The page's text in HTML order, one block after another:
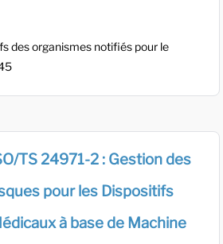
des organismes notifiés pour le
TS 24971-2 : Gestion des
pour les Dispositifs
à base de Machine